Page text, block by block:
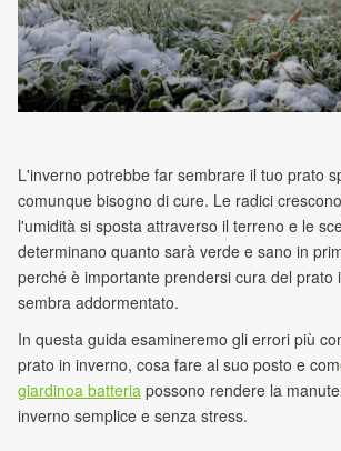
L'inverno potrebbe far sembrare il tuo prato
comunque bisogno di cure. Le radici
l'umidità si sposta attraverso il terreno e le
determinano quanto sarà verde e sano in
perché è importante prendersi cura del prato
sembra addormentato.
In questa guida esamineremo gli errori più
prato in inverno, cosa fare al suo posto e
giardinoa batteria possono rendere la
inverno semplice e senza stress.